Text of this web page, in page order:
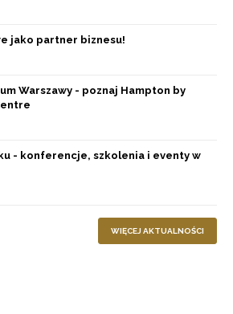
jako partner biznesu!
Warszawy - poznaj Hampton by
- konferencje, szkolenia i eventy w
WIĘCEJ AKTUALNOŚCI